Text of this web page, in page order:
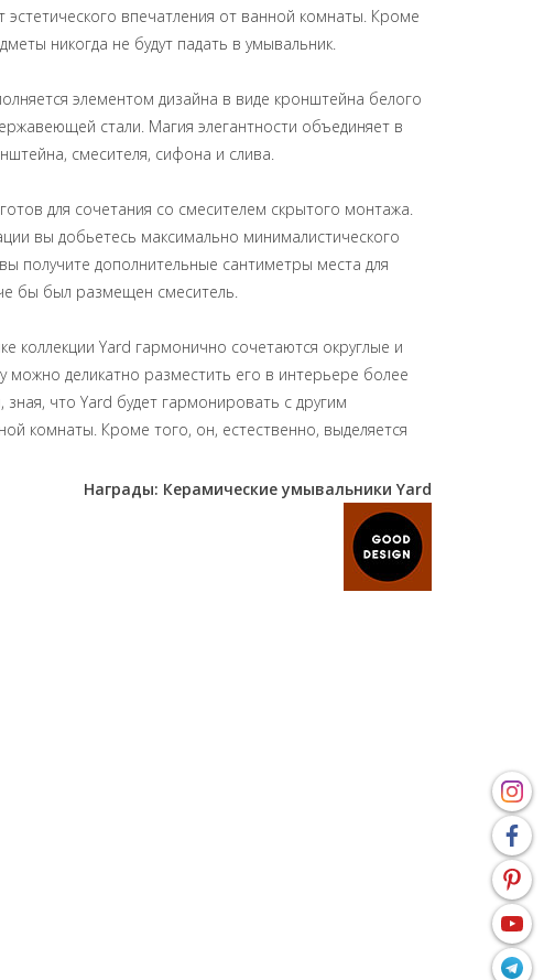
впечатления от ванной комнаты. Кроме
никогда не будут падать в умывальник.
элементом дизайна в виде кронштейна белого
стали. Магия элегантности объединяет в
смесителя, сифона и слива.
для сочетания со смесителем скрытого монтажа.
вы добьетесь максимально минималистического
получите дополнительные сантиметры места для
бы был размещен смеситель.
коллекции Yard гармонично сочетаются округлые и
деликатно разместить его в интерьере более
что Yard будет гармонировать с другим
комнаты. Кроме того, он, естественно, выделяется
Награды: Керамические умывальники Yard